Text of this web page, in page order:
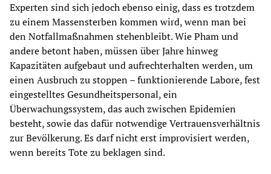
Experten sind sich jedoch ebenso einig, dass es trotzdem
zu einem Massensterben kommen wird, wenn man bei
den Notfallmaßnahmen stehenbleibt. Wie Pham und
andere betont haben, müssen über Jahre hinweg
Kapazitäten aufgebaut und aufrechterhalten werden, um
einen Ausbruch zu stoppen – funktionierende Labore, fest
eingestelltes Gesundheitspersonal, ein
Überwachungssystem, das auch zwischen Epidemien
besteht, sowie das dafür notwendige Vertrauensverhältnis
zur Bevölkerung. Es darf nicht erst improvisiert werden,
wenn bereits Tote zu beklagen sind.